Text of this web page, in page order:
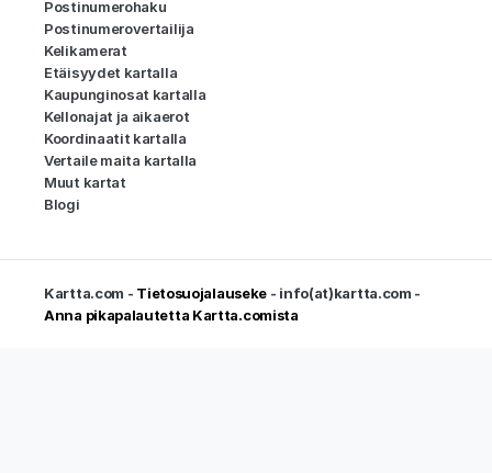
Postinumerohaku
Postinumerovertailija
Kelikamerat
Etäisyydet kartalla
Kaupunginosat kartalla
Kellonajat ja aikaerot
Koordinaatit kartalla
Vertaile maita kartalla
Muut kartat
Blogi
Kartta.com - Tietosuojalauseke - info(at)kartta.com -
Anna pikapalautetta Kartta.comista